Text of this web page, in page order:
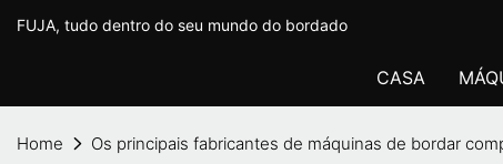
FUJA, tudo dentro do seu mundo do bordado
CASA
Home Os principais fabricantes de máquinas de bordar